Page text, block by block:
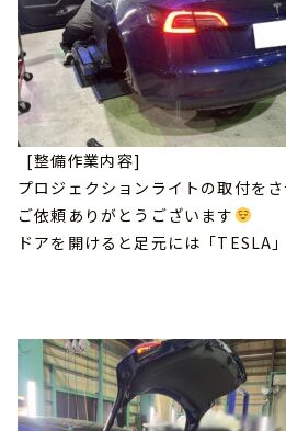
[整備作業内容]
プロジェクションライトの取付を
ご依頼ありがとうございます
ドアを開けると足元には「TESLA